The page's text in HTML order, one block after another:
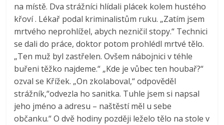
na místě. Dva strážníci hlídali plácek kolem hustého
křoví . Lékař podal kriminalistům ruku. „Zatím jsem
mrtvého neprohlížel, abych nezničil stopy.“ Technici
se dali do práce, doktor potom prohlédl mrtvé tělo.
„Ten muž byl zastřelen. Ovšem nábojnici v téhle
buřeni těžko najdeme.“ „Kde je vůbec ten houbař?“
ozval se Křížek. „On zkolaboval,“ odpověděl
strážník,“odvezla ho sanitka. Tuhle jsem si napsal
jeho jméno a adresu – naštěstí měl u sebe
občanku.“ O dvě hodiny později leželo tělo na stole v